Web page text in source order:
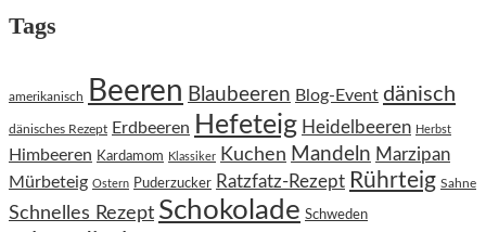
Tags
amerikanisch Beeren Blaubeeren Blog-Event dänisch
dänisches Rezept Erdbeeren Hefeteig Heidelbeeren Herbst
Himbeeren Kardamom Klassiker Kuchen Mandeln Marzipan
Mürbeteig Ostern Puderzucker Ratzfatz-Rezept Rührteig Sahne
Schnelles Rezept Schokolade Schweden